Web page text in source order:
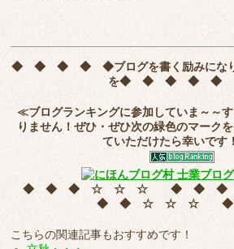
◆ ◆ ◆ ◆ ◆ブログを書く励みにな
を◆ ◆ ◆ ◆
≪ブログランキングに参加していま～～
りません！ぜひ・ぜひ次の緑色のマークを
ていただけたら幸いで
◆ ◆ ◆ ☆ ☆ ☆ ◆ ◆
◆ ◆ ☆ ☆ ☆
こちらの関連記事もおすすめです！